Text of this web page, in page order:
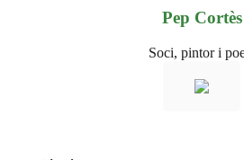
Pep Cortès
Soci, pintor i